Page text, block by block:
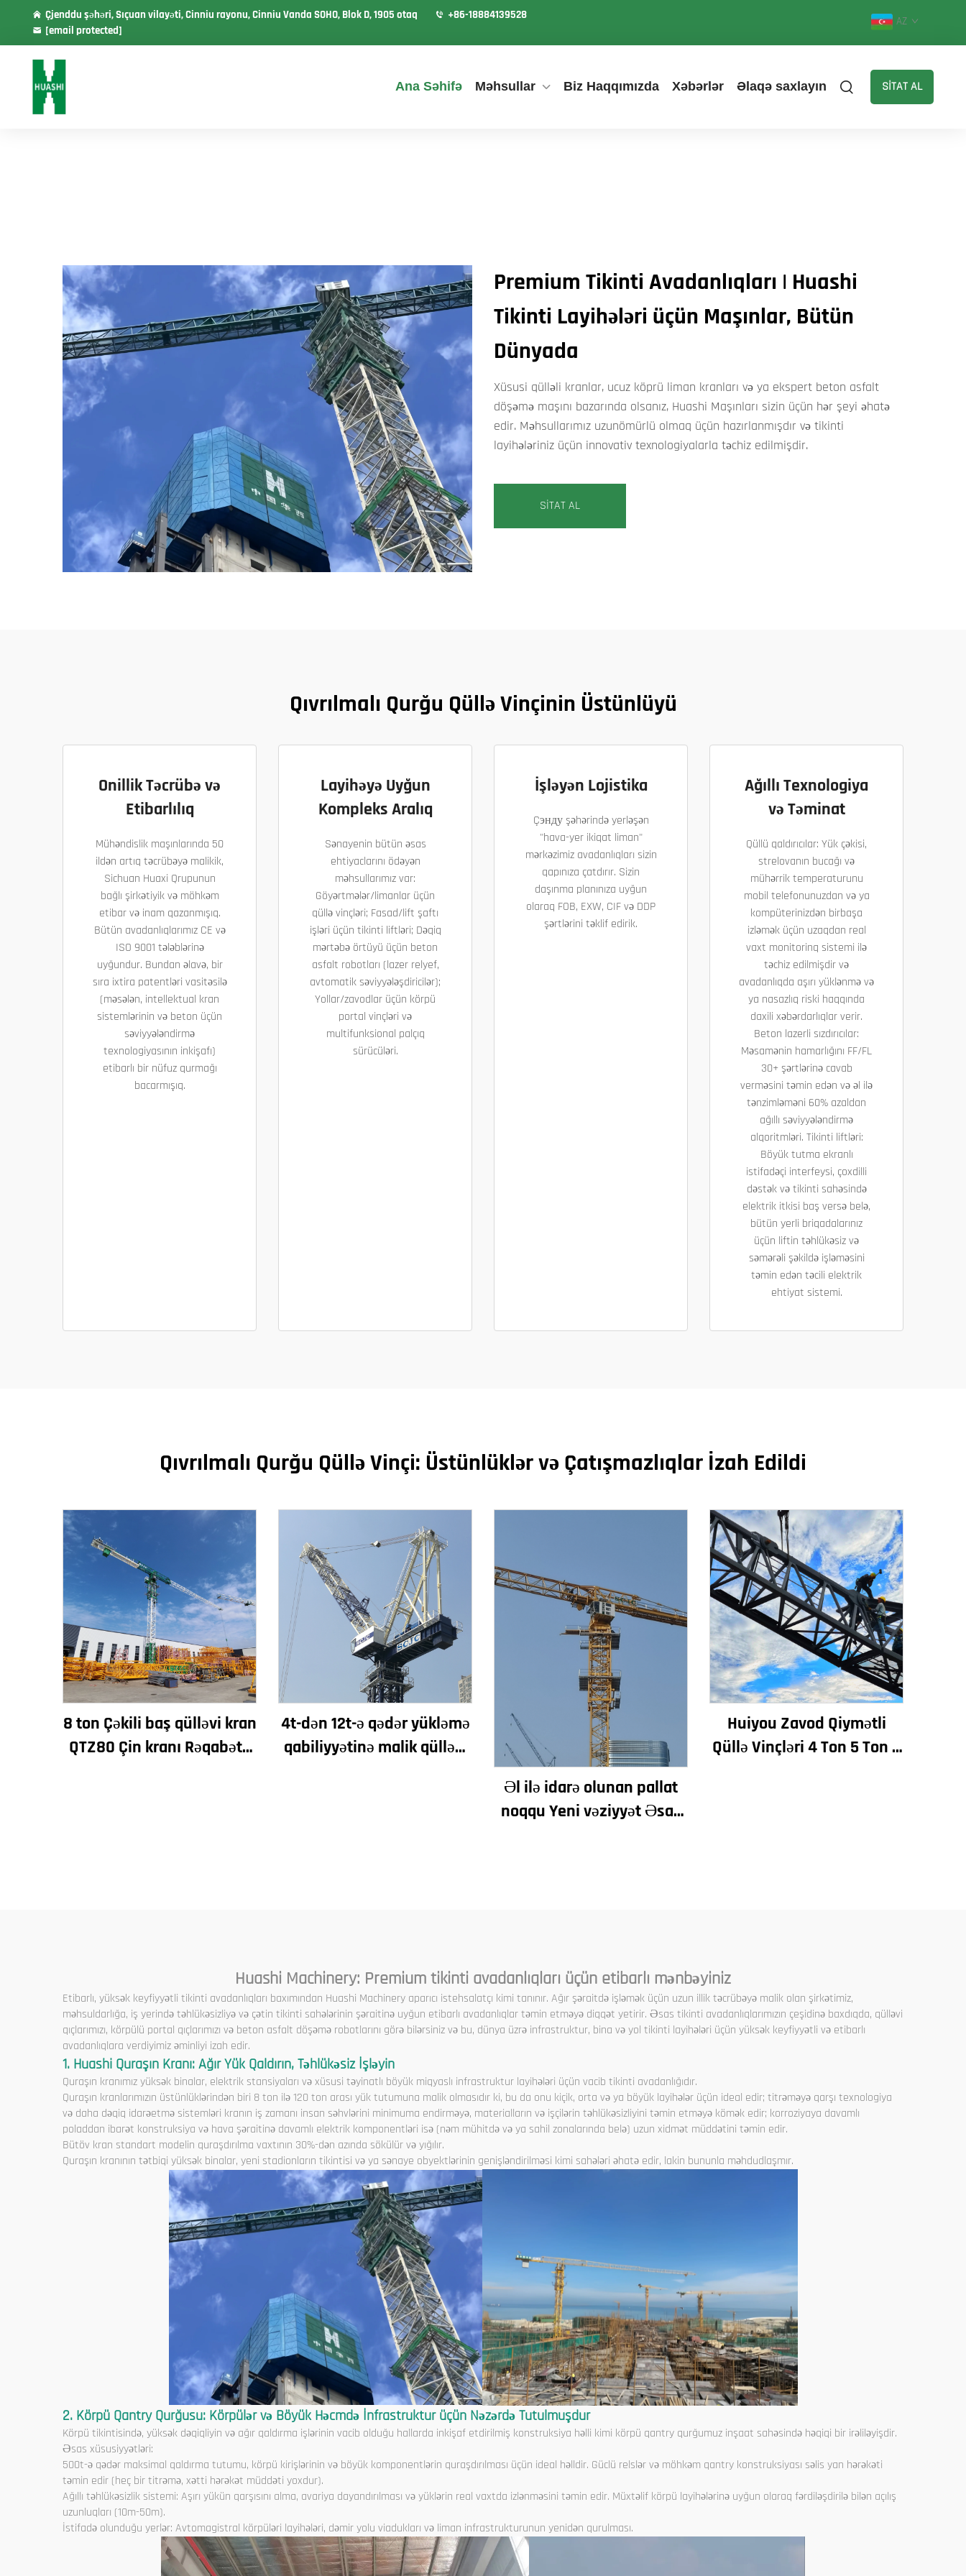
Çjenddu şəhəri, Sıçuan vilayəti, Cinniu rayonu, Cinniu Vanda SOHO, Blok D, 1905 otaq
+86-18884139528
[email protected]
AZ
Ana Səhifə Məhsullar Biz Haqqımızda Xəbərlər Əlaqə saxlayın SİTAT AL
Premium Tikinti Avadanlıqları | Huashi
Tikinti Layihələri üçün Maşınlar, Bütün
Dünyada
Xüsusi qülləli kranlar, ucuz köprü liman kranları və ya ekspert beton asfalt
döşəmə maşını bazarında olsanız, Huashi Maşınları sizin üçün hər şeyi əhatə
edir. Məhsullarımız uzunömürlü olmaq üçün hazırlanmışdır və tikinti
layihələriniz üçün innovativ texnologiyalarla təchiz edilmişdir.
SİTAT AL
Qıvrılmalı Qurğu Qüllə Vinçinin Üstünlüyü
Onillik Təcrübə və
Etibarlılıq
Mühəndislik maşınlarında 50
ildən artıq təcrübəyə malikik,
Sichuan Huaxi Qrupunun
bağlı şirkətiyik və möhkəm
etibar və inam qazanmışıq.
Bütün avadanlıqlarımız CE və
ISO 9001 tələblərinə
uyğundur. Bundan əlavə, bir
sıra ixtira patentləri vasitəsilə
(məsələn, intellektual kran
sistemlərinin və beton üçün
səviyyələndirmə
texnologiyasının inkişafı)
etibarlı bir nüfuz qurmağı
bacarmışıq.
Layihəyə Uyğun
Kompleks Aralıq
Sənayenin bütün əsas
ehtiyaclarını ödəyən
məhsullarımız var:
Göyərtmələr/limanlar üçün
qüllə vinçləri; Fasad/lift şaftı
işləri üçün tikinti liftləri; Dəqiq
mərtəbə örtüyü üçün beton
asfalt robotları (lazer relyef,
avtomatik səviyyələşdiricilər);
Yollar/zavodlar üçün körpü
portal vinçləri və
multifunksional palçıq
sürücüləri.
İşləyən Lojistika
Çэнду şəhərində yerləşən
"hava-yer ikiqat liman"
mərkəzimiz avadanlıqları sizin
qapınıza çatdırır. Sizin
daşınma planınıza uyğun
olaraq FOB, EXW, CIF və DDP
şərtlərini təklif edirik.
Ağıllı Texnologiya
və Təminat
Qüllü qaldırıcılar: Yük çəkisi,
strelovanın bucağı və
mühərrik temperaturunu
mobil telefonunuzdan və ya
kompüterinizdən birbaşa
izləmək üçün uzaqdan real
vaxt monitorinq sistemi ilə
təchiz edilmişdir və
avadanlıqda aşırı yüklənmə və
ya nasazlıq riski haqqında
daxili xəbərdarlıqlar verir.
Beton lazerli sızdırıcılar:
Məsamənin hamarlığını FF/FL
30+ şərtlərinə cavab
verməsini təmin edən və əl ilə
tənzimləməni 60% azaldan
ağıllı səviyyələndirmə
alqoritmləri. Tikinti liftləri:
Böyük tutma ekranlı
istifadəçi interfeysi, çoxdilli
dəstək və tikinti sahəsində
elektrik itkisi baş versə belə,
bütün yerli briqadalarınız
üçün liftin təhlükəsiz və
səmərəli şəkildə işləməsini
təmin edən təcili elektrik
ehtiyat sistemi.
Qıvrılmalı Qurğu Qüllə Vinçi: Üstünlüklər və Çatışmazlıqlar İzah Edildi
8 ton Çəkili baş qülləvi kran
QTZ80 Çin kranı Rəqabətli
4t-dən 12t-ə qədər yükləmə
qabiliyyətinə malik qülləvi
Əl ilə idarə olunan pallat
noqqu Yeni vəziyyət Əsas
Huiyou Zavod Qiymətli
Qüllə Vinçləri 4 Ton 5 Ton 6
Huashi Machinery: Premium tikinti avadanlıqları üçün etibarlı mənbəyiniz
Etibarlı, yüksək keyfiyyətli tikinti avadanlıqları baxımından Huashi Machinery aparıcı istehsalatçı kimi tanınır. Ağır şəraitdə işləmək üçün uzun illik təcrübəyə malik olan şirkətimiz,
məhsuldarlığa, iş yerində təhlükəsizliyə və çətin tikinti sahələrinin şəraitinə uyğun etibarlı avadanlıqlar təmin etməyə diqqət yetirir. Əsas tikinti avadanlıqlarımızın çeşidinə baxdıqda, qülləvi
qıçlarımızı, körpülü portal qıçlarımızı və beton asfalt döşəmə robotlarını görə bilərsiniz və bu, dünya üzrə infrastruktur, bina və yol tikinti layihələri üçün yüksək keyfiyyətli və etibarlı
avadanlıqlara verdiyimiz əminliyi izah edir.
1. Huashi Quraşın Kranı: Ağır Yük Qaldırın, Təhlükəsiz İşləyin
Quraşın kranımız yüksək binalar, elektrik stansiyaları və xüsusi təyinatlı böyük miqyaslı infrastruktur layihələri üçün vacib tikinti avadanlığıdır.
Quraşın kranlarımızın üstünlüklərindən biri 8 ton ilə 120 ton arası yük tutumuna malik olmasıdır ki, bu da onu kiçik, orta və ya böyük layihələr üçün ideal edir; titrəməyə qarşı texnologiya
və daha dəqiq idarəetmə sistemləri kranın iş zamanı insan səhvlərini minimuma endirməyə, materialların və işçilərin təhlükəsizliyini təmin etməyə kömək edir; korroziyaya davamlı
poladdan ibarət konstruksiya və hava şəraitinə davamlı elektrik komponentləri isə (nəm mühitdə və ya sahil zonalarında belə) uzun xidmət müddətini təmin edir.
Bütöv kran standart modelin quraşdırılma vaxtının 30%-dən azında sökülür və yığılır.
Quraşın kranının tətbiqi yüksək binalar, yeni stadionların tikintisi və ya sənaye obyektlərinin genişləndirilməsi kimi sahələri əhatə edir, lakin bununla məhdudlaşmır.
2. Körpü Qantry Qurğusu: Körpülər və Böyük Həcmdə İnfrastruktur üçün Nəzərdə Tutulmuşdur
Körpü tikintisində, yüksək dəqiqliyin və ağır qaldırma işlərinin vacib olduğu hallarda inkişaf etdirilmiş konstruksiya həlli kimi körpü qantry qurğumuz inşaat sahəsində həqiqi bir irəliləyişdir.
Əsas xüsusiyyətləri:
500t-ə qədər maksimal qaldırma tutumu, körpü kirişlərinin və böyük komponentlərin quraşdırılması üçün ideal həlldir. Güclü relslər və möhkəm qantry konstruksiyası səlis yan hərəkəti
təmin edir (heç bir titrəmə, xətti hərəkət müddəti yoxdur).
Ağıllı təhlükəsizlik sistemi: Aşırı yükün qarşısını alma, avariya dayandırılması və yüklərin real vaxtda izlənməsini təmin edir. Müxtəlif körpü layihələrinə uyğun olaraq fərdiləşdirilə bilən açılış
uzunluqları (10m-50m).
İstifadə olunduğu yerlər: Avtomagistral körpüləri layihələri, dəmir yolu viadukları və liman infrastrukturunun yenidən qurulması.